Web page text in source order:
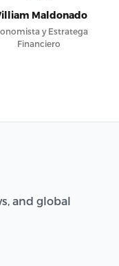
Maldonado
y Estratega
Financiero
and global